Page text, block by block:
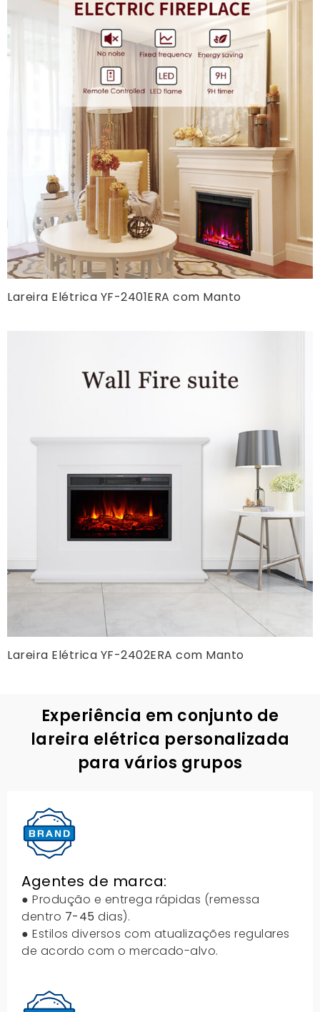
Lareira Elétrica YF-2401ERA com Manto
Lareira Elétrica YF-2402ERA com Manto
Experiência em conjunto de
lareira elétrica personalizada
para vários grupos
Agentes de marca:
● Produção e entrega rápidas (remessa
dentro 7-45 dias).
● Estilos diversos com atualizações regulares
de acordo com o mercado-alvo.